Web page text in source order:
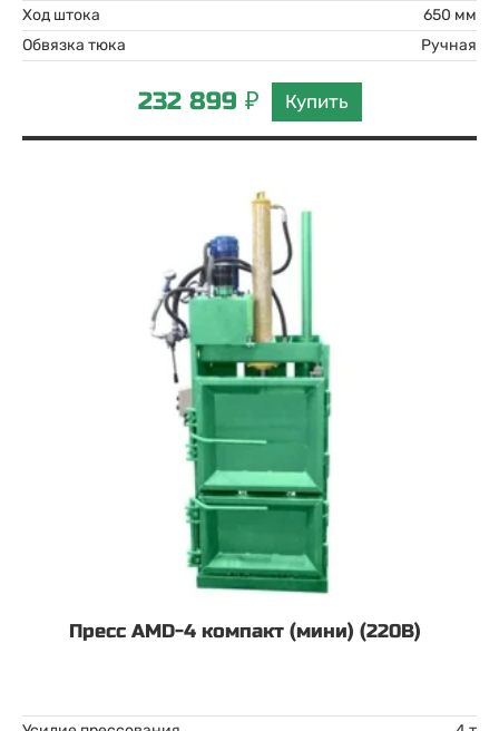
Ход штока
650 мм
Обвязка тюка
Ручная
232 899 ₽ Купить
Пресс AMD-4 компакт (мини) (220В)